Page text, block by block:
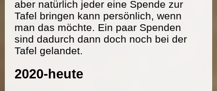
aber natürlich jeder eine Spende zur
Tafel bringen kann persönlich, wenn
man das möchte. Ein paar Spenden
sind dadurch dann doch noch bei der
Tafel gelandet.
2020-heute